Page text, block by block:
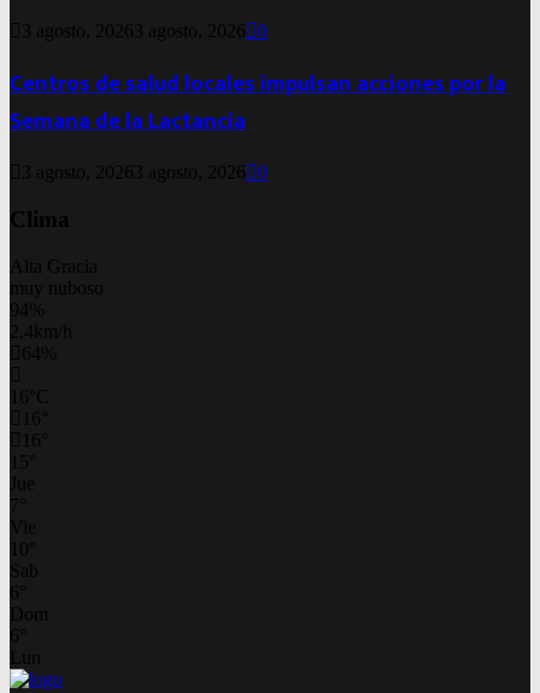
3 agosto, 2026 3 agosto, 2026 0
Centros de salud locales impulsan acciones por la
Semana de la Lactancia
3 agosto, 2026 3 agosto, 2026 0
Clima
Alta Gracia
muy nuboso
94%
2.4km/h
64%
16 C
16
16
15
Jue
7
Vie
10
Sab
6
Dom
6
Lun